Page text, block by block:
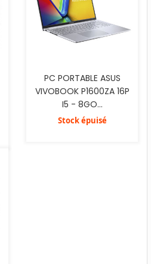
PC PORTABLE ASUS
VIVOBOOK P1600ZA 16P
I5 - 8GO...
Stock épuisé